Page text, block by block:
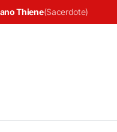
Thiene(Sacerdote)